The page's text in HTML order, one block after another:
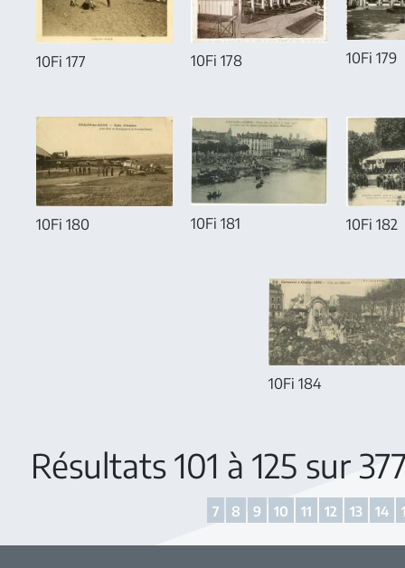
10Fi 177 10Fi 178 10Fi 179
10Fi 180 10Fi 181 10Fi 182
10Fi 184
Résultats 101 à 125 sur
7 8 9 10 11 12 13 14